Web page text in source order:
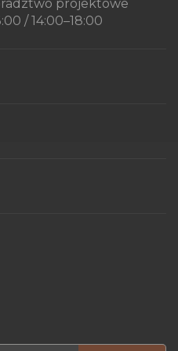
projektowe
/ 14:00–18:00